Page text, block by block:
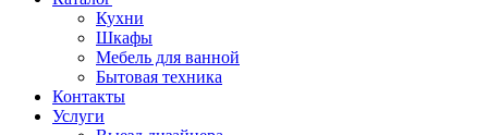
Кухни
Шкафы
Мебель для ванной
Бытовая техника
Контакты
Услуги